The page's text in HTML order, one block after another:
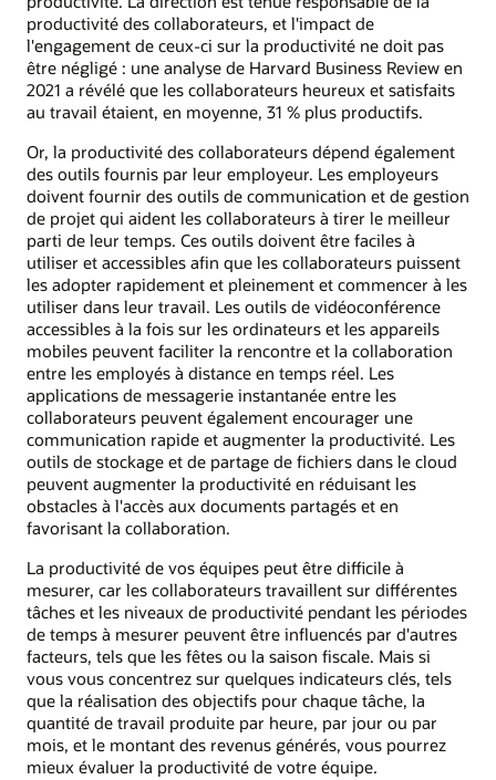
productivité des collaborateurs, et l'impact de
l'engagement de ceux-ci sur la productivité ne doit pas
être négligé : une analyse de Harvard Business Review en
2021 a révélé que les collaborateurs heureux et satisfaits
au travail étaient, en moyenne, 31 % plus productifs.
Or, la productivité des collaborateurs dépend également
des outils fournis par leur employeur. Les employeurs
doivent fournir des outils de communication et de gestion
de projet qui aident les collaborateurs à tirer le meilleur
parti de leur temps. Ces outils doivent être faciles à
utiliser et accessibles afin que les collaborateurs puissent
les adopter rapidement et pleinement et commencer à les
utiliser dans leur travail. Les outils de vidéoconférence
accessibles à la fois sur les ordinateurs et les appareils
mobiles peuvent faciliter la rencontre et la collaboration
entre les employés à distance en temps réel. Les
applications de messagerie instantanée entre les
collaborateurs peuvent également encourager une
communication rapide et augmenter la productivité. Les
outils de stockage et de partage de fichiers dans le cloud
peuvent augmenter la productivité en réduisant les
obstacles à l'accès aux documents partagés et en
favorisant la collaboration.
La productivité de vos équipes peut être difficile à
mesurer, car les collaborateurs travaillent sur différentes
tâches et les niveaux de productivité pendant les périodes
de temps à mesurer peuvent être influencés par d'autres
facteurs, tels que les fêtes ou la saison fiscale. Mais si
vous vous concentrez sur quelques indicateurs clés, tels
que la réalisation des objectifs pour chaque tâche, la
quantité de travail produite par heure, par jour ou par
mois, et le montant des revenus générés, vous pourrez
mieux évaluer la productivité de votre équipe.